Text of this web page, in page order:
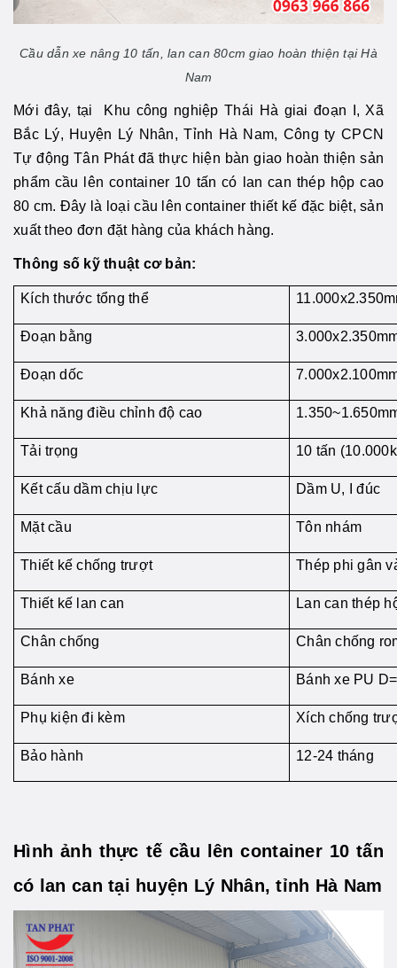
Cầu dẫn xe nâng 10 tấn, lan can 80cm giao hoàn thiện tại Hà
Nam
Mới đây, tại Khu công nghiệp Thái Hà giai đoạn I, Xã
Bắc Lý, Huyện Lý Nhân, Tỉnh Hà Nam, Công ty CPCN
Tự động Tân Phát đã thực hiện bàn giao hoàn thiện sản
phẩm cầu lên container 10 tấn có lan can thép hộp cao
80 cm. Đây là loại cầu lên container thiết kế đặc biệt, sản
xuất theo đơn đặt hàng của khách hàng.
Thông số kỹ thuật cơ bản:
Kích thước tổng thể
Đoạn bằng
Đoạn dốc
Khả năng điều chỉnh độ cao
Tải trọng 10 tấn
Kết cấu dầm chịu lực Dầm U, I đúc
Mặt cầu Tôn nhám
Thiết kế chống trượt Thép phi gân
Thiết kế lan can Lan can thép
Chân chống Chân chống
Bánh xe Bánh xe PU
Phụ kiện đi kèm Xích chống
Bảo hành 12-24 tháng
Hình ảnh thực tế cầu lên container 10 tấn
có lan can tại huyện Lý Nhân, tỉnh Hà Nam